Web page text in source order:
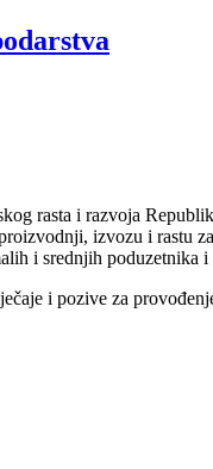
rasta i razvoja
izvozu i rastu
i srednjih poduzetnika
i pozive za